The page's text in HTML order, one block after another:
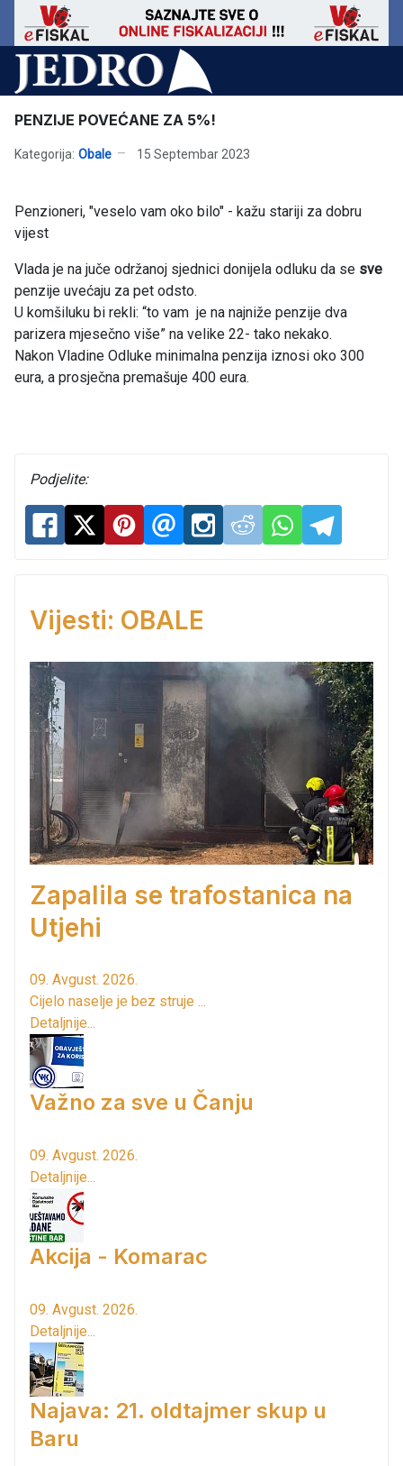
PENZIJE POVEĆANE ZA 5%!
Kategorija: Obale 15 Septembar 2023
Penzioneri, "veselo vam oko bilo" - kažu stariji za dobru
vijest
Vlada je na juče održanoj sjednici donijela odluku da se sve
penzije uvećaju za pet odsto.
U komšiluku bi rekli: “to vam je na najniže penzije dva
parizera mjesečno više” na velike 22- tako nekako.
Nakon Vladine Odluke minimalna penzija iznosi oko 300
eura, a prosječna premašuje 400 eura.
Podjelite:
Vijesti: OBALE
Zapalila se trafostanica na
Utjehi
09. Avgust. 2026.
Cijelo naselje je bez struje ...
Detaljnije...
Važno za sve u Čanju
09. Avgust. 2026.
Detaljnije...
Akcija - Komarac
09. Avgust. 2026.
Detaljnije...
Najava: 21. oldtajmer skup u
Baru